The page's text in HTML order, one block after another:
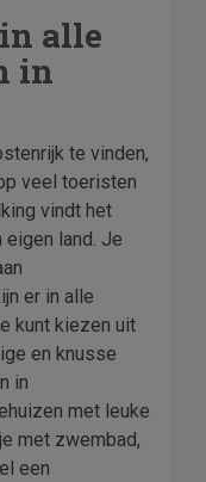
alle
in
te vinden,
veel toeristen
vindt het
eigen land. Je
er in alle
kunt kiezen uit
en knusse
in
met leuke
met zwembad,
een